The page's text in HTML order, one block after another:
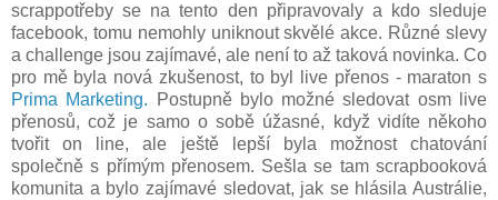
scrappotřeby se na tento den připravovaly a kdo sleduje
facebook, tomu nemohly uniknout skvělé akce. Různé slevy
a challenge jsou zajímavé, ale není to až taková novinka. Co
pro mě byla nová zkušenost, to byl live přenos - maraton s
Prima Marketing.
Postupně bylo možné sledovat osm live
přenosů, což je samo o sobě úžasné, když vidíte někoho
tvořit on line, ale ještě lepší byla možnost chatování
společně s přímým přenosem. Sešla se tam scrapbooková
komunita a bylo zajímavé sledovat, jak se hlásila Austrálie,